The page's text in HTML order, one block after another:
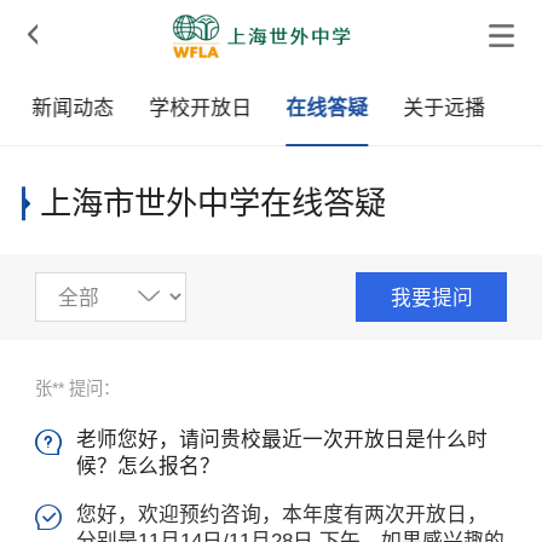

新闻动态 学校开放日 在线答疑 关于远播
上海市世外中学在线答疑
我要提问
张** 提问：

老师您好，请问贵校最近一次开放日是什么时
候？怎么报名？

您好，欢迎预约咨询，本年度有两次开放日，